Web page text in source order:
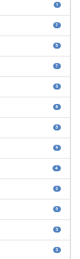
1
7
5
7
3
8
5
9
4
2
5
3
3